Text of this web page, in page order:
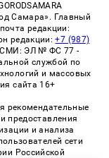
Самара». Главный
редакции:
редакции:+7 (987)
СМИ: ЭЛ № ФС 77 -
службой по
и массовых
сайта 16+
рекомендательные
предоставления
и анализа
сети
Российской